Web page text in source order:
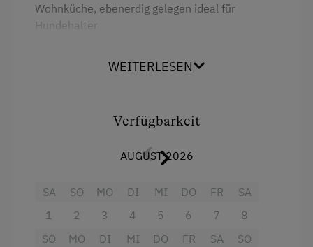
Wohnküche, ebenerdig gelegen ideal für
Hundehalter
Kühlschrank
WEITERLESEN
Verfügbarkeit
AUGUST 2026
SA
1
SO
2
MO
3
DI
4
MI
5
DO
6
FR
7
SA
8
SO
MO
DI
MI
DO
FR
SA
SO